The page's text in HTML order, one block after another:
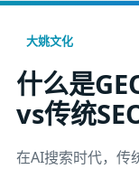
大姚文化
什么是
vs传统
在AI搜索时代，传